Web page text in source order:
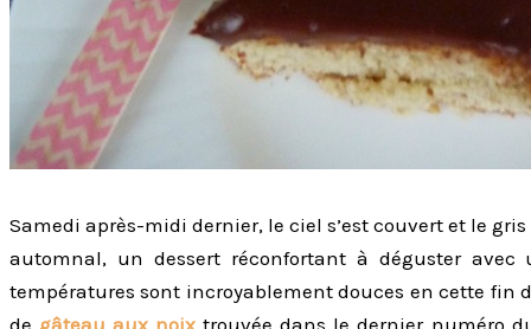
Samedi après-midi dernier, le ciel s’est couvert et le
automnal, un dessert réconfortant à déguster
températures sont incroyablement douces en cette fin